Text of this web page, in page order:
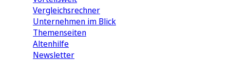
Vergleichsrechner
Unternehmen im Blick
Themenseiten
Altenhilfe
Newsletter